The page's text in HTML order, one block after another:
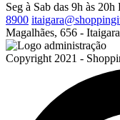
Seg à Sab das 9h às 20h
8900
Magalhães, 656 -
Copyright 2021 -